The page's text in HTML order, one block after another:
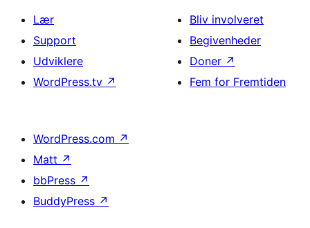
Lær
Support
Udviklere
WordPress.tv ↗
Bliv involveret
Begivenheder
Doner ↗
Fem for Fremtiden
WordPress.com ↗
Matt ↗
bbPress ↗
BuddyPress ↗